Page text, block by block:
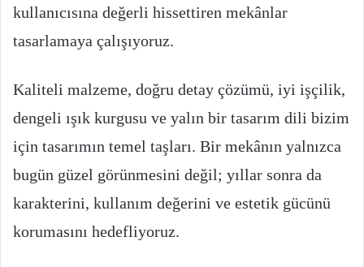
kullanıcısına değerli hissettiren mekânlar
tasarlamaya çalışıyoruz.
Kaliteli malzeme, doğru detay çözümü, iyi işçilik,
dengeli ışık kurgusu ve yalın bir tasarım dili bizim
için tasarımın temel taşları. Bir mekânın yalnızca
bugün güzel görünmesini değil; yıllar sonra da
karakterini, kullanım değerini ve estetik gücünü
korumasını hedefliyoruz.